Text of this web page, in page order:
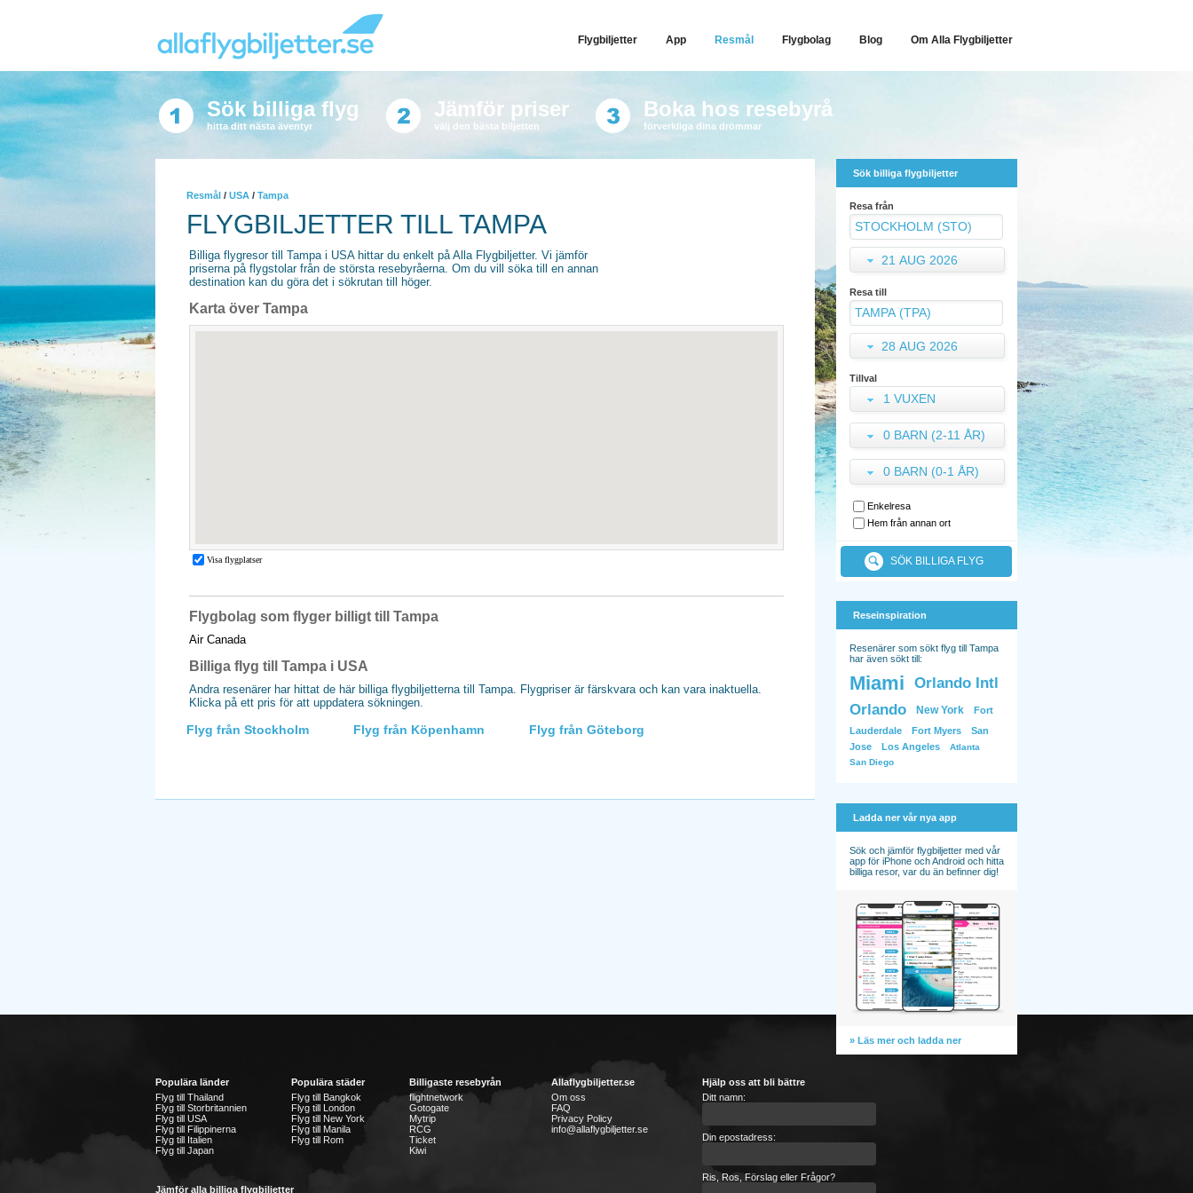
Flygbiljetter App Resmål Flygbolag Blog Om Alla Flygbiljetter
Sök billiga flyg
hitta ditt nästa äventyr
Jämför priser
välj den bästa biljetten
Boka hos resebyrå
förverkliga dina drömmar
Resmål / USA / Tampa
FLYGBILJETTER TILL TAMPA
Billiga flygresor till Tampa i USA hittar du enkelt på Alla Flygbiljetter. Vi jämför
priserna på flygstolar från de största resebyråerna. Om du vill söka till en annan
destination kan du göra det i sökrutan till höger.
Karta över Tampa
Flygbolag som flyger billigt till Tampa
Air Canada
Billiga flyg till Tampa i USA
Andra resenärer har hittat de här billiga flygbiljetterna till Tampa. Flygpriser är färskvara och kan vara inaktuella.
Klicka på ett pris för att uppdatera sökningen.
Flyg från Stockholm Flyg från Köpenhamn Flyg från Göteborg
Sök billiga flygbiljetter
Resa från
21 AUG 2026
Resa till
28 AUG 2026
Tillval
1 VUXEN
0 BARN (2-11 ÅR)
0 BARN (0-1 ÅR)
Enkelresa
Hem från annan ort
SÖK BILLIGA FLYG
Reseinspiration
Resenärer som sökt flyg till Tampa
har även sökt till:
Miami
Orlando Intl
Orlando
New York
Fort
Lauderdale
Fort Myers
San
Jose
Los Angeles
Atlanta
San Diego
Ladda ner vår nya app
Sök och jämför flygbiljetter med vår
app för iPhone och Android och hitta
billiga resor, var du än befinner dig!
» Läs mer och ladda ner
Populära länder
Flyg till Thailand
Flyg till Storbritannien
Flyg till USA
Flyg till Filippinerna
Flyg till Italien
Flyg till Japan
Populära städer
Flyg till Bangkok
Flyg till London
Flyg till New York
Flyg till Manila
Flyg till Rom
Billigaste resebyrån
flightnetwork
Gotogate
Mytrip
RCG
Ticket
Kiwi
Allaflygbiljetter.se
Om oss
FAQ
Privacy Policy
info@allaflygbiljetter.se
Jämför alla billiga flygbiljetter
Hjälp oss att bli bättre
Ditt namn:
Din epostadress:
Ris, Ros, Förslag eller Frågor?